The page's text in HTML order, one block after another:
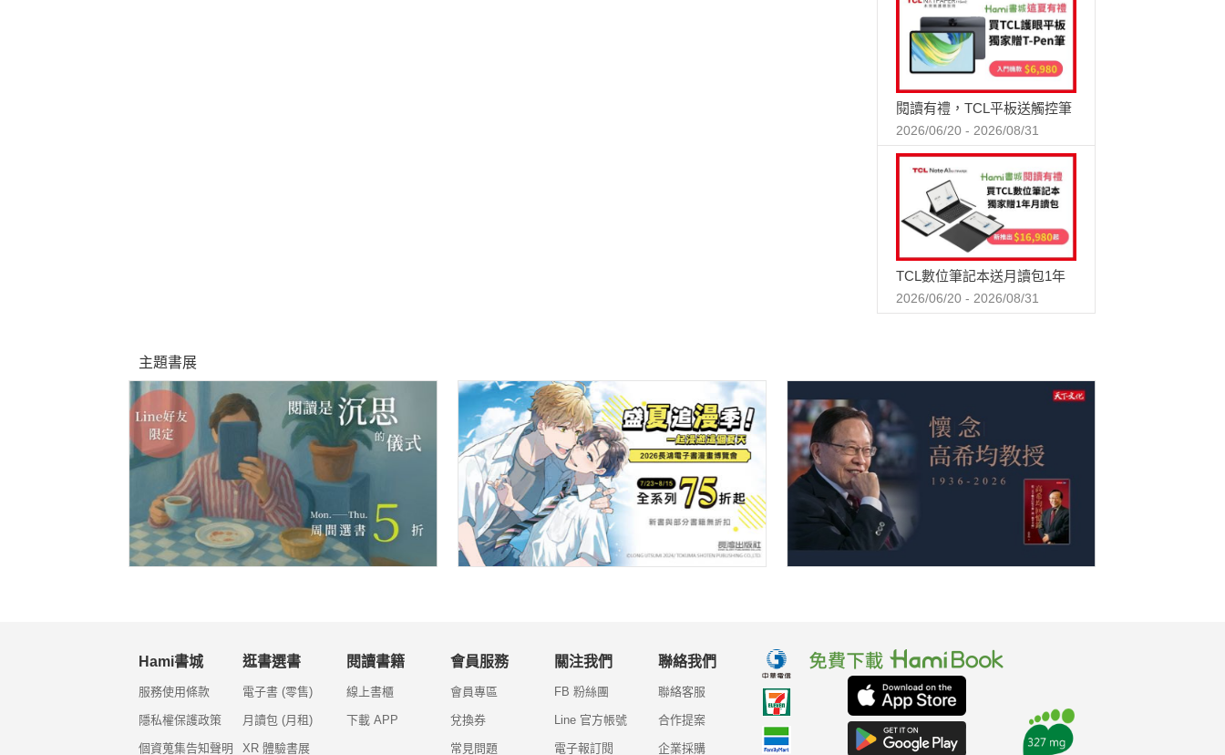
閱讀有禮，TCL平板送觸控筆
2026/06/20 - 2026/08/31
TCL數位筆記本送月讀包1年
2026/06/20 - 2026/08/31
主題書展
Hami書城
服務使用條款
隱私權保護政策
個資蒐集告知聲明
逛書選書
電子書 (零售)
月讀包 (月租)
XR 體驗書展
閱讀書籍
線上書櫃
下載 APP
會員服務
會員專區
兌換券
常見問題
關注我們
FB 粉絲團
Line 官方帳號
電子報訂閱
聯絡我們
聯絡客服
合作提案
企業採購